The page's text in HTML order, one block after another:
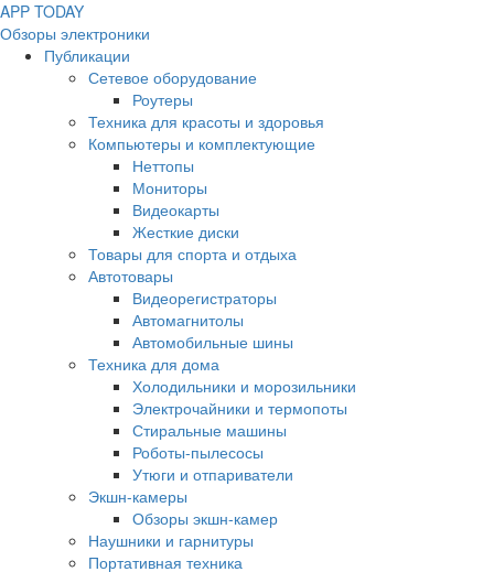
APP TODAY
Обзоры электроники
Публикации
Сетевое оборудование
Роутеры
Техника для красоты и здоровья
Компьютеры и комплектующие
Неттопы
Мониторы
Видеокарты
Жесткие диски
Товары для спорта и отдыха
Автотовары
Видеорегистраторы
Автомагнитолы
Автомобильные шины
Техника для дома
Холодильники и морозильники
Электрочайники и термопоты
Стиральные машины
Роботы-пылесосы
Утюги и отпариватели
Экшн-камеры
Обзоры экшн-камер
Наушники и гарнитуры
Портативная техника